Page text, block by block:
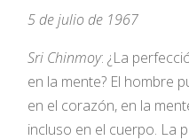
5 de julio de 1967
Sri Chinmoy: ¿La
en la mente? El hombre
en el corazón, en la
incluso en el cuerpo. La